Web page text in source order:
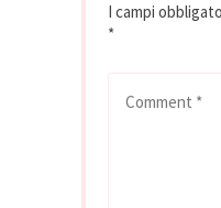
comunicazione è
arrivata in…
I campi
*